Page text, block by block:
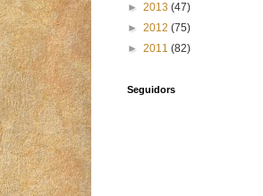
► 2013 (47)
► 2012 (75)
► 2011 (82)
Seguidors